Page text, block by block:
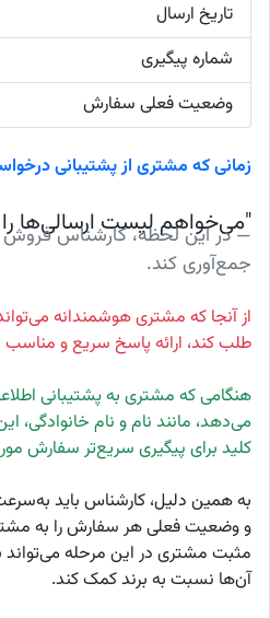
تاریخ ارسال
شماره پیگیری
وضعیت فعلی سفارش
زمانی که مشتری از پشتیبانی
"می‌خواهم لیست ارسالی‌ها را
در این لحظه، کارشناس فروش
جمع‌آوری کند.
از آنجا که مشتری هوشمندانه
طلب کند، ارائه پاسخ سریع و
هنگامی که مشتری به پشتیبانی
می‌دهد، مانند نام و نام خانوادگی،
کلید برای پیگیری سریع‌تر سفارش
به همین دلیل، کارشناس باید
و وضعیت فعلی هر سفارش را به
مثبت مشتری در این مرحله می‌تواند
آن‌ها نسبت به برند کمک کند.